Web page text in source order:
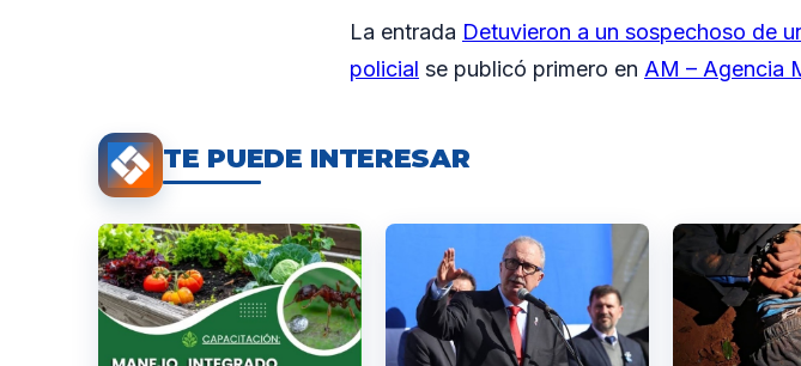
La entrada Detuvieron a un sospechoso de
policial se publicó primero en AM – Agencia
TE PUEDE INTERESAR